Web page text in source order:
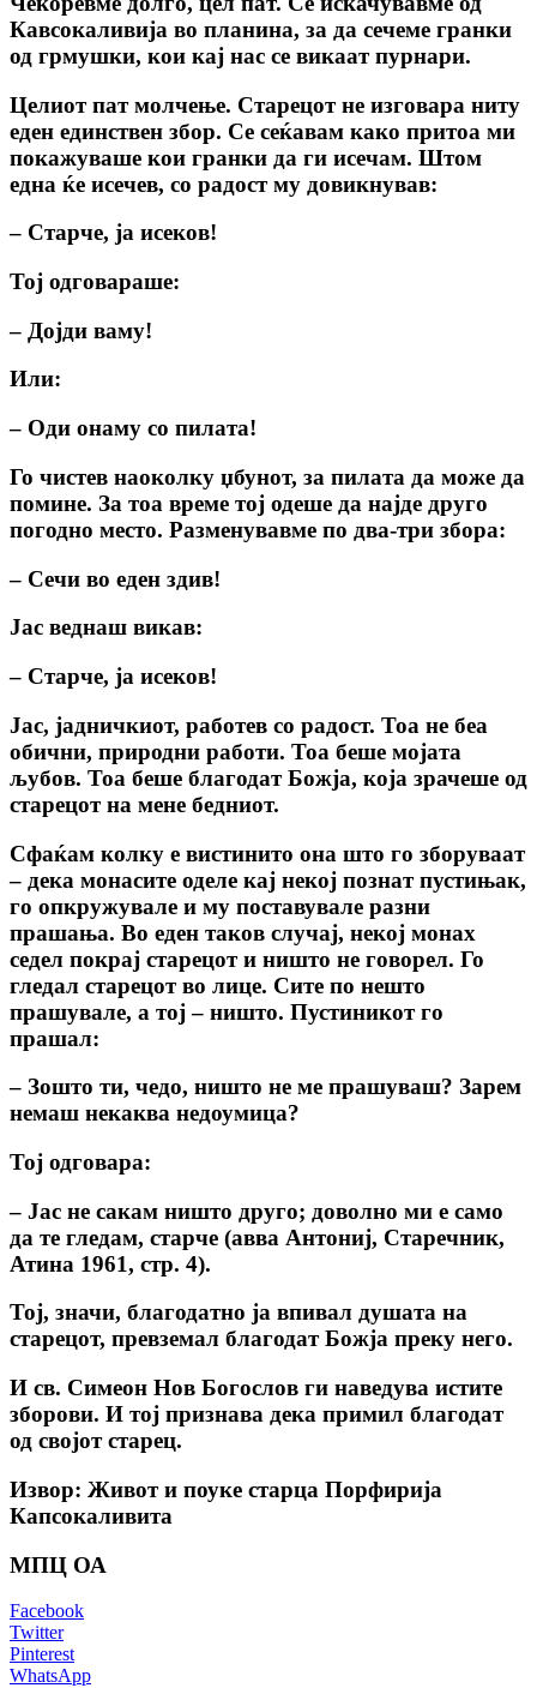
Кавсокаливија во планина, за да сечеме гранки
од грмушки, кои кај нас се викаат пурнари.
Целиот пат молчење. Старецот не изговара ниту
еден единствен збор. Се сеќавам како притоа ми
покажуваше кои гранки да ги исечам. Штом
една ќе исечев, со радост му довикнував:
– Старче, ја исеков!
Тој одговараше:
– Дојди ваму!
Или:
– Оди онаму со пилата!
Го чистев наоколку џбунот, за пилата да може да
помине. За тоа време тој одеше да најде друго
погодно место. Разменувавме по два-три збора:
– Сечи во еден здив!
Јас веднаш викав:
– Старче, ја исеков!
Јас, јадничкиот, работев со радост. Тоа не беа
обични, природни работи. Тоа беше мојата
љубов. Тоа беше благодат Божја, која зрачеше од
старецот на мене бедниот.
Сфаќам колку е вистинито она што го зборуваат
– дека монасите оделе кај некој познат пустињак,
го опкружувале и му поставувале разни
прашања. Во еден таков случај, некој монах
седел покрај старецот и ништо не говорел. Го
гледал старецот во лице. Сите по нешто
прашувале, а тој – ништо. Пустиникот го
прашал:
– Зошто ти, чедо, ништо не ме прашуваш? Зарем
немаш некаква недоумица?
Тој одговара:
– Јас не сакам ништо друго; доволно ми е само
да те гледам, старче (авва Антониј, Старечник,
Атина 1961, стр. 4).
Тој, значи, благодатно ја впивал душата на
старецот, превземал благодат Божја преку него.
И св. Симеон Нов Богослов ги наведува истите
зборови. И тој признава дека примил благодат
од својот старец.
Извор: Живот и поуке старца Порфирија
Капсокаливита
МПЦ ОА
Facebook
Twitter
Pinterest
WhatsApp